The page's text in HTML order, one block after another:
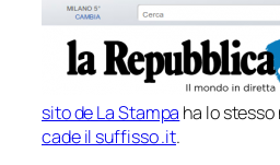
sito de La Stampa ha lo
cade il suffisso .it.